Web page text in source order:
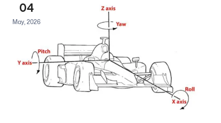
04
May, 2026